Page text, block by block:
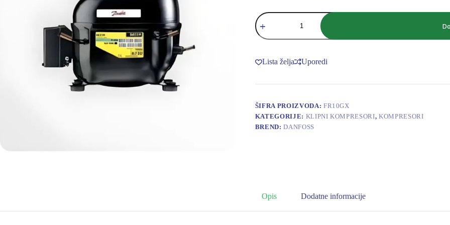
DANFOSS
FR
10
GX
Lista želja Uporedi
ŠIFRA PROIZVODA: FR10GX
KATEGORIJE: KLIPNI KOMPRESORI,KOMPRESORI
BREND:DANFOSS
Opis Dodatne informacije